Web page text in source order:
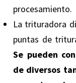
procesamiento.
La trituradora
puntas de
Se pueden
de diversos